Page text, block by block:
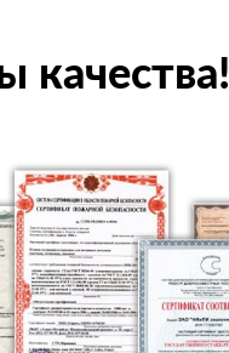
качества!